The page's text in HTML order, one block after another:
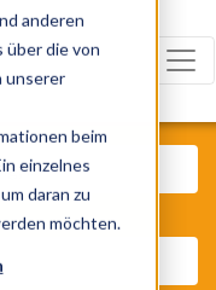
anderen
über die von
unserer
beim
einzelnes
daran zu
möchten.
Zelte, Bands,
PLZ, Ort